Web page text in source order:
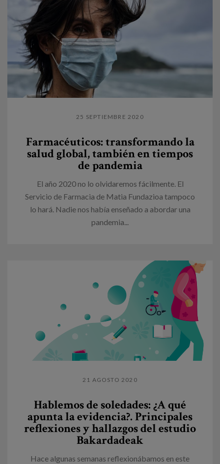
25 SEPTIEMBRE 2020
Farmacéuticos: transformando la
salud global, también en tiempos
de pandemia
El año 2020 no lo olvidaremos fácilmente. El
Servicio de Farmacia de Matia Fundazioa tampoco
lo hará. Nadie nos había enseñado a abordar una
pandemia...
21 AGOSTO 2020
Hablemos de soledades: ¿A qué
apunta la evidencia?. Principales
reflexiones y hallazgos del estudio
Bakardadeak
Hace algunas semanas reflexionábamos en este